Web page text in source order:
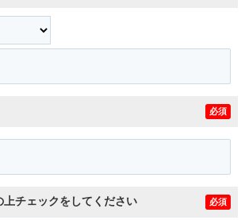
必須
チェックをしてください 必須